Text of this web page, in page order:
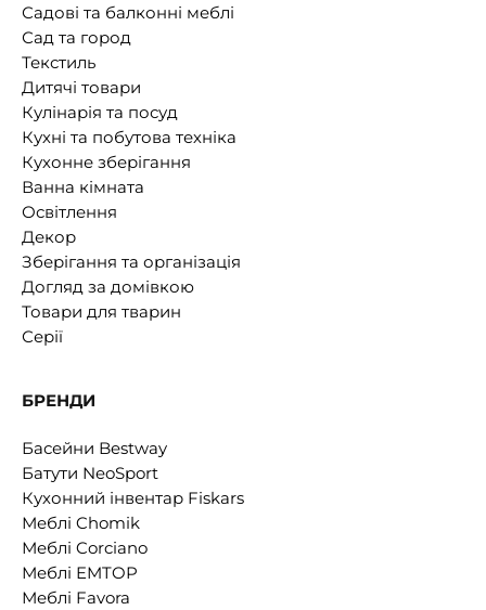
Садові та балконні меблі
Сад та город
Текстиль
Дитячі товари
Кулінарія та посуд
Кухні та побутова техніка
Кухонне зберігання
Ванна кімната
Освітлення
Декор
Зберігання та організація
Догляд за домівкою
Товари для тварин
Серії
БРЕНДИ
Басейни Bestway
Батути NeoSport
Кухонний інвентар Fiskars
Меблі Chomik
Меблі Corciano
Меблі EMTOP
Меблі Favora